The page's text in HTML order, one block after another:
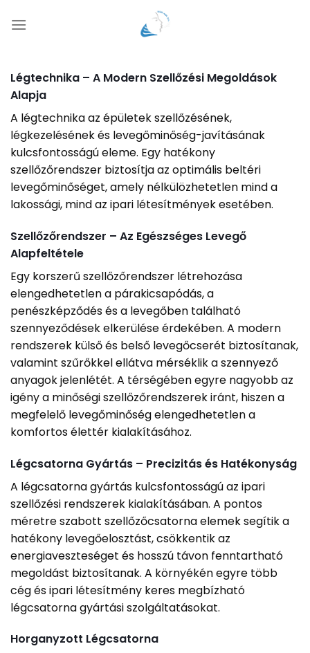
Légtechnika – A Modern Szellőzési Megoldások
Alapja
A légtechnika az épületek szellőzésének,
légkezelésének és levegőminőség-javításának
kulcsfontosságú eleme. Egy hatékony
szellőzőrendszer biztosítja az optimális beltéri
levegőminőséget, amely nélkülözhetetlen mind a
lakossági, mind az ipari létesítmények esetében.
Szellőzőrendszer – Az Egészséges Levegő
Alapfeltétele
Egy korszerű szellőzőrendszer létrehozása
elengedhetetlen a párakicsapódás, a
penészképződés és a levegőben található
szennyeződések elkerülése érdekében. A modern
rendszerek külső és belső levegőcserét biztosítanak,
valamint szűrőkkel ellátva mérséklik a szennyező
anyagok jelenlétét. A térségében egyre nagyobb az
igény a minőségi szellőzőrendszerek iránt, hiszen a
megfelelő levegőminőség elengedhetetlen a
komfortos élettér kialakításához.
Légcsatorna Gyártás – Precizitás és Hatékonyság
A légcsatorna gyártás kulcsfontosságú az ipari
szellőzési rendszerek kialakításában. A pontos
méretre szabott szellőzőcsatorna elemek segítik a
hatékony levegőelosztást, csökkentik az
energiaveszteséget és hosszú távon fenntartható
megoldást biztosítanak. A környékén egyre több
cég és ipari létesítmény keres megbízható
légcsatorna gyártási szolgáltatásokat.
Horganyzott Légcsatorna